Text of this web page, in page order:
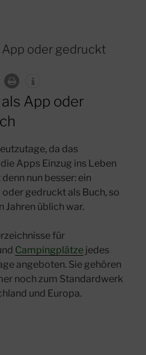
oder gedruckt
App oder
da das
Apps Einzug ins Leben
nun besser: ein
gedruckt als Buch, so
Jahren üblich war.
für
Campingplätze jedes
angeboten. Sie gehören
noch zum Standardwerk
und Europa.